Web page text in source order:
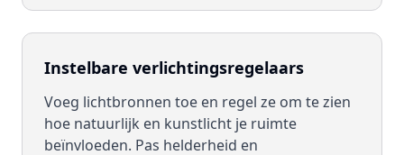
Instelbare verlichtingsregelaars
Voeg lichtbronnen toe en regel ze om te zien
hoe natuurlijk en kunstlicht je ruimte
beïnvloeden. Pas helderheid en